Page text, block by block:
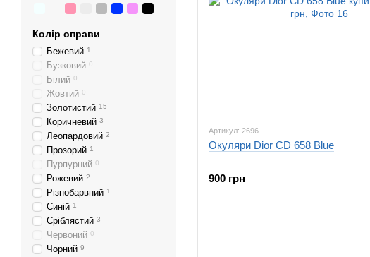
Артикул: 2696
Окуляри Dior CD 658 Blue
900 грн
Колір оправи
Бежевий 1
Бузковий 0
Білий 0
Жовтий 0
Золотистий 15
Коричневий 3
Леопардовий 2
Прозорий 1
Пурпурний 0
Рожевий 2
Різнобарвний 1
Синій 1
Сріблястий 3
Червоний 0
Чорний 9